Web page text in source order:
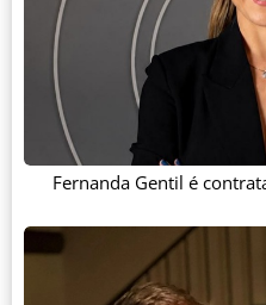
Fernanda Gentil é